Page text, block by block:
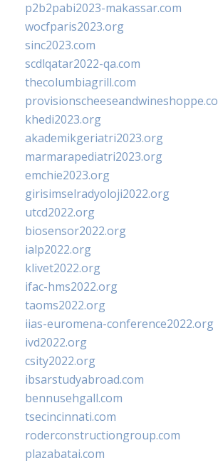
p2b2pabi2023-makassar.com
wocfparis2023.org
sinc2023.com
scdlqatar2022-qa.com
thecolumbiagrill.com
khedi2023.org
akademikgeriatri2023.org
marmarapediatri2023.org
emchie2023.org
girisimselradyoloji2022.org
utcd2022.org
biosensor2022.org
ialp2022.org
klivet2022.org
ifac-hms2022.org
taoms2022.org
iias-euromena-conference2022.org
ivd2022.org
csity2022.org
ibsarstudyabroad.com
bennusehgall.com
tsecincinnati.com
roderconstructiongroup.com
plazabatai.com